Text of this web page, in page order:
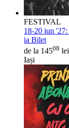
FESTIVAL
18-20 iun '27:
ia Bilet
de la 14508 lei
Iași